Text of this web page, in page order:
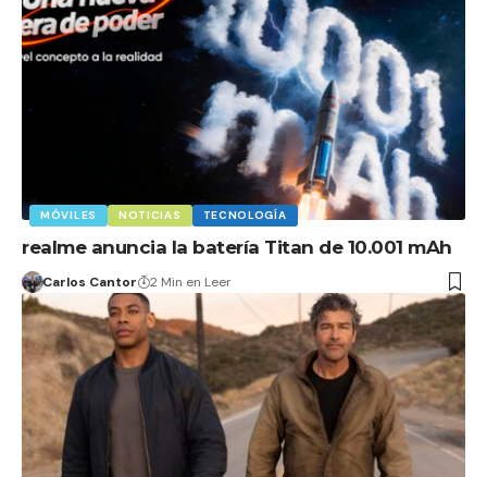
MÓVILES NOTICIAS TECNOLOGÍA
realme anuncia la batería Titan de 10.001 mAh
Carlos Cantor 2 Min en Leer